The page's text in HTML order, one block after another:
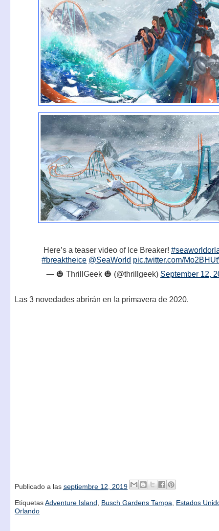
Here’s a teaser video of Ice Breaker!
#breaktheice @SeaWorld pic.twitter.com/
— 🎃 ThrillGeek 🎃 (@thrillgeek) September 12,
Las 3 novedades abrirán en la primavera de 2020.
Publicado a las septiembre 12, 2019
Etiquetas Adventure Island , Busch Gardens Tampa, Estados
Orlando